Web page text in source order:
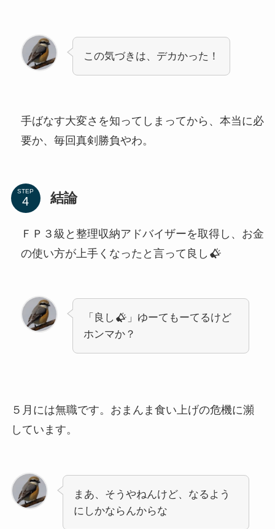
この気づきは、デカかった！
手ばなす大変さを知ってしまってから、本当に必
要か、毎回真剣勝負やわ。
STEP 結論
ＦＰ３級と整理収納アドバイザーを取得し、お金
の使い方が上手くなったと言って良し
「良し
」ゆーてもーてるけど
ホンマか？
５月には無職です。おまんま食い上げの危機に瀕
しています。
まあ、そうやねんけど、なるよう
にしかならんからな